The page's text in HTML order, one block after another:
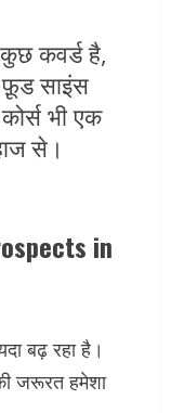
कवर्ड है,
फ़ूड साइंस
भी एक
से।
in
बढ़ रहा है।
जरूरत हमेशा